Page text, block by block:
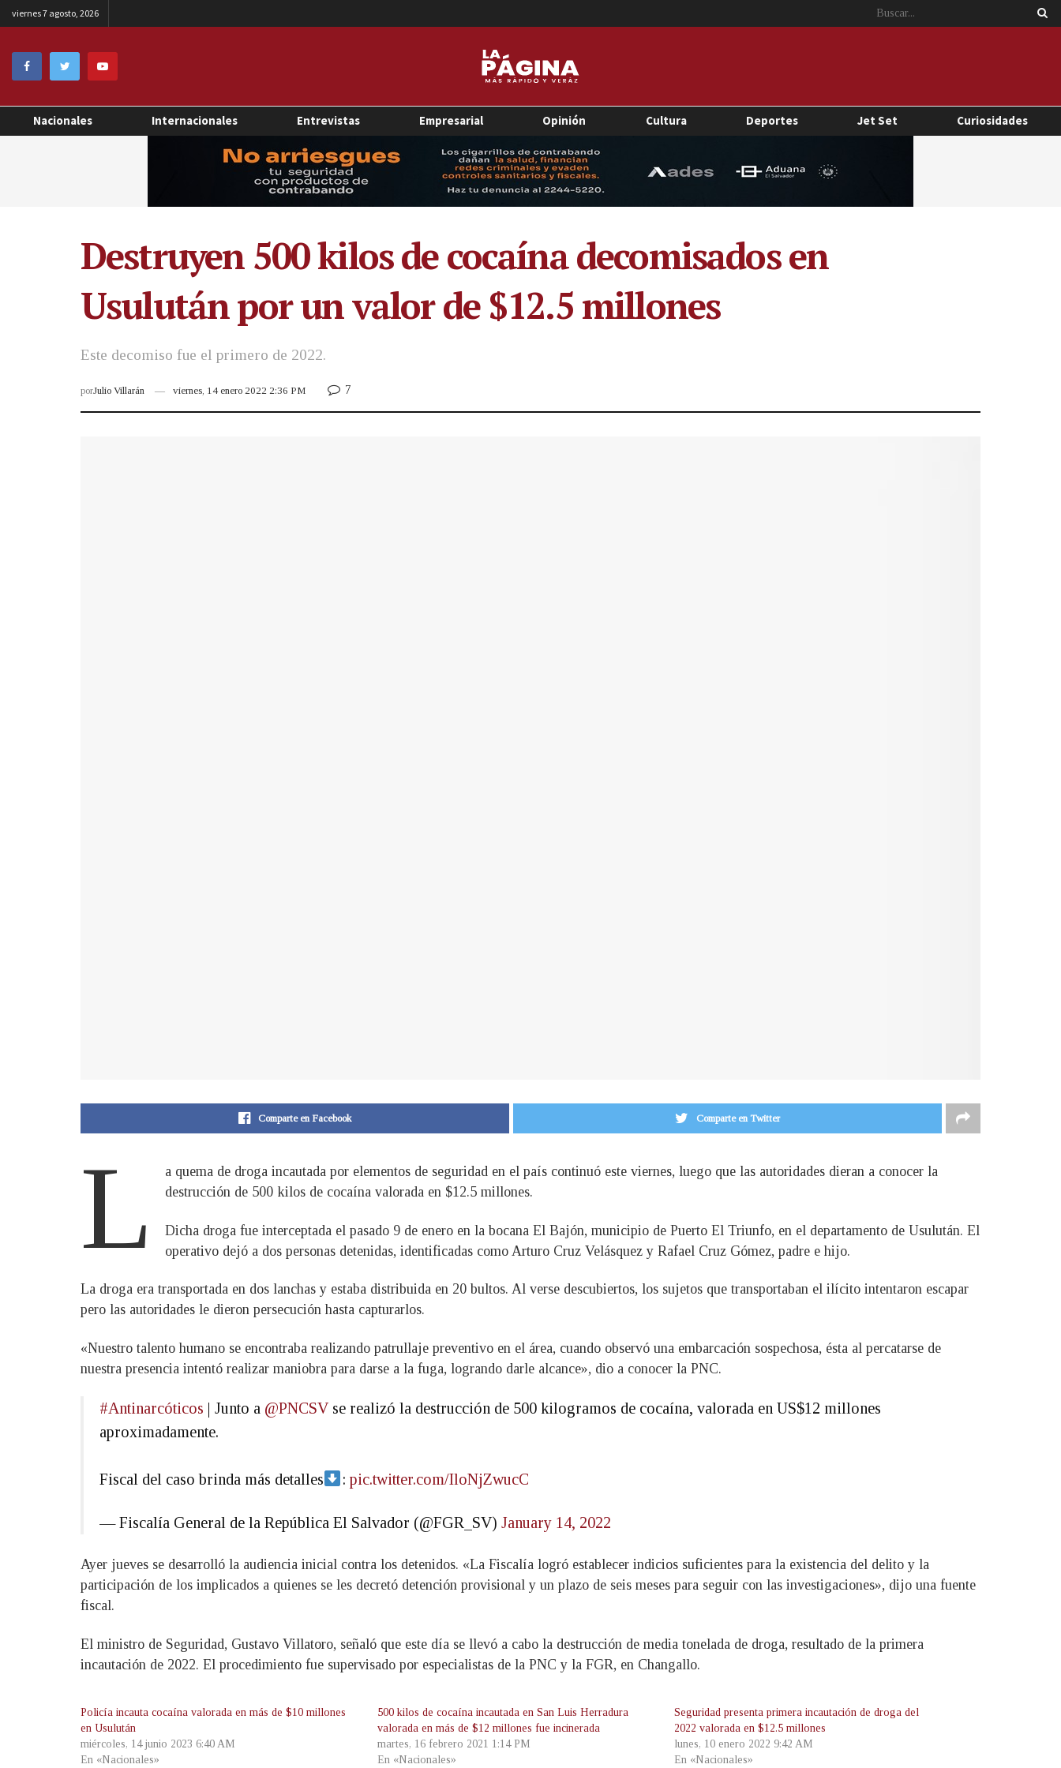
viernes 7 agosto, 2026
Nacionales Internacionales Entrevistas Empresarial Opinión Cultura Deportes Jet Set Curiosidades
Destruyen 500 kilos de cocaína decomisados en
Usulután por un valor de $12.5 millones
Este decomiso fue el primero de 2022.
porJulio Villarán viernes, 14 enero 2022 2:36 PM 7
Comparte en Facebook Comparte en Twitter
L
a quema de droga incautada por elementos de seguridad en el país continuó este viernes, luego que las autoridades dieran a conocer la
destrucción de 500 kilos de cocaína valorada en $12.5 millones.
Dicha droga fue interceptada el pasado 9 de enero en la bocana El Bajón, municipio de Puerto El Triunfo, en el departamento de Usulután. El
operativo dejó a dos personas detenidas, identificadas como Arturo Cruz Velásquez y Rafael Cruz Gómez, padre e hijo.
La droga era transportada en dos lanchas y estaba distribuida en 20 bultos. Al verse descubiertos, los sujetos que transportaban el ilícito intentaron escapar
pero las autoridades le dieron persecución hasta capturarlos.
«Nuestro talento humano se encontraba realizando patrullaje preventivo en el área, cuando observó una embarcación sospechosa, ésta al percatarse de
nuestra presencia intentó realizar maniobra para darse a la fuga, logrando darle alcance», dio a conocer la PNC.
#Antinarcóticos | Junto a @PNCSVse realizó la destrucción de 500 kilogramos de cocaína, valorada en US$12 millones
aproximadamente.
Fiscal del caso brinda más detalles : pic.twitter.com/IloNjZwucC
— Fiscalía General de la República El Salvador (@FGR_SV) January 14, 2022
Ayer jueves se desarrolló la audiencia inicial contra los detenidos. «La Fiscalía logró establecer indicios suficientes para la existencia del delito y la
participación de los implicados a quienes se les decretó detención provisional y un plazo de seis meses para seguir con las investigaciones», dijo una fuente
fiscal.
El ministro de Seguridad, Gustavo Villatoro, señaló que este día se llevó a cabo la destrucción de media tonelada de droga, resultado de la primera
incautación de 2022. El procedimiento fue supervisado por especialistas de la PNC y la FGR, en Changallo.
Policía incauta cocaína valorada en más de $10 millones
en Usulután
miércoles, 14 junio 2023 6:40 AM
En «Nacionales»
500 kilos de cocaína incautada en San Luis Herradura
valorada en más de $12 millones fue incinerada
martes, 16 febrero 2021 1:14 PM
En «Nacionales»
Seguridad presenta primera incautación de droga del
2022 valorada en $12.5 millones
lunes, 10 enero 2022 9:42 AM
En «Nacionales»